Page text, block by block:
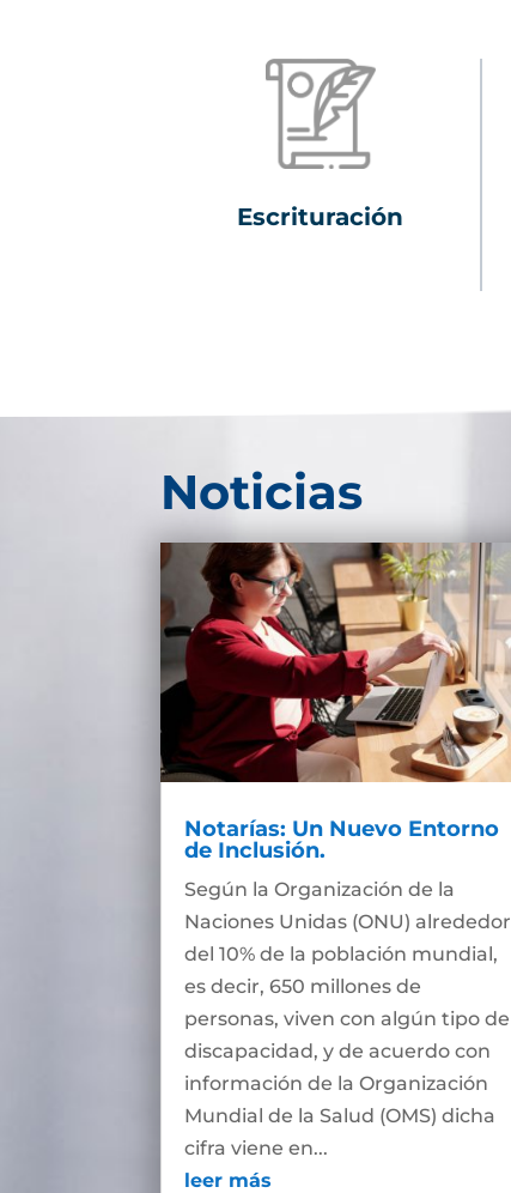
Escrituración
Noticias
Notarías: Un Nuevo Entorno
de Inclusión.
Según la Organización de la
Naciones Unidas (ONU) alrededor
del 10% de la población mundial,
es decir, 650 millones de
personas, viven con algún tipo de
discapacidad, y de acuerdo con
información de la Organización
Mundial de la Salud (OMS) dicha
cifra viene en...
leer más